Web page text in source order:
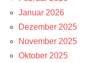
Januar 2026
Dezember 2025
November 2025
Oktober 2025